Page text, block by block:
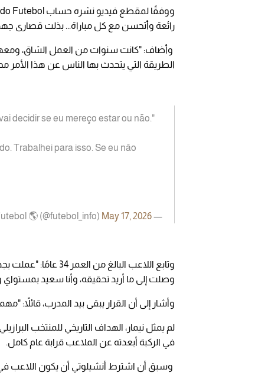
رائعة وأتحسن مع كل مباراة... بذلت قصارى
وأضاف: "كانت سنوات من العمل الشاق،
الطريقة التي يتحدث بها الناس عن هذا الأمر
decidir se eu mereço estar ou não."
Trabalhei para isso. Se eu não
— Planeta do Futebol 🌎 (@futebol_info)
May 17, 2026
وتابع اللاعب
وصلت إلى ما أريد تحقيقه، وأنا سعيد
وأشار إلى أن القرار يبقى بيد المدرب، قائلاً: "مهما حدث،
في الركبة أبعدته عن الملاعب قرابة عام كامل.
وسبق أن اشترط أنشيلوتي أن يكون اللاعب في